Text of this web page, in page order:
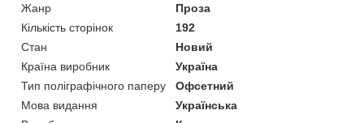
Жанр
Проза
Кількість сторінок
192
Стан
Новий
Країна виробник
Україна
Тип поліграфічного паперу
Офсетний
Мова видання
Українська